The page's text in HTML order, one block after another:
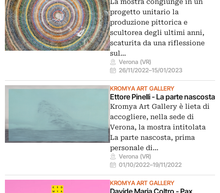
progetto unitario la
produzione pittorica e
scultorea degli ultimi anni,
scaturita da una riflessione
sul…
Verona (VR)
26/11/2022–15/01/2023
KROMYA ART GALLERY
Ettore Pinelli - La parte nascosta
Kromya Art Gallery è lieta di
accogliere, nella sede di
Verona, la mostra intitolata
La parte nascosta, prima
personale di…
Verona (VR)
01/10/2022–19/11/2022
KROMYA ART GALLERY